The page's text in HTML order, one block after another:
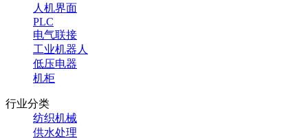
人机界面
PLC
电气联接
工业机器人
低压电器
机柜
行业分类
纺织机械
供水处理